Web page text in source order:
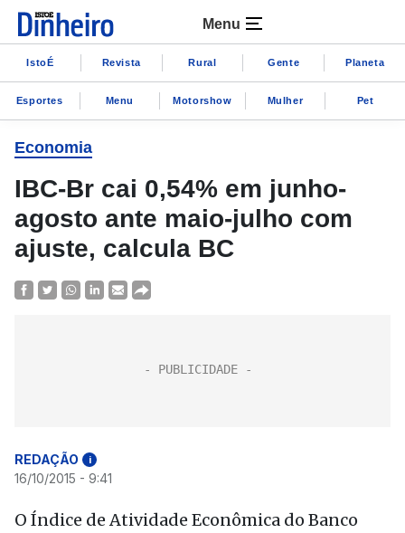
Menu
IstoÉ Revista Rural Gente Planeta
Esportes Menu Motorshow Mulher Pet
Economia
IBC-Br cai 0,54% em junho-
agosto ante maio-julho com
ajuste, calcula BC
REDAÇÃO i
16/10/2015 - 9:41
O Índice de Atividade Econômica do Banco